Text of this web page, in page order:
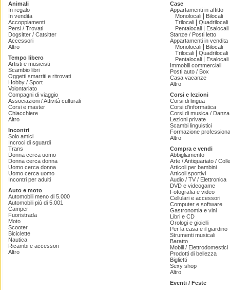
Animali
In regalo
In vendita
Accoppiamenti
Persi / Trovati
Dogsitter / Catsitter
Accessori
Altro
Tempo libero
Artisti e musicisti
Scambio libri
Oggetti smarriti e ritrovati
Hobby / Sport
Volontariato
Compagni di viaggio
Associazioni / Attività culturali
Corsi e master
Chiacchiere
Altro
Incontri
Solo amici
Incroci di sguardi
Trans
Donna cerca uomo
Donna cerca donna
Uomo cerca donna
Uomo cerca uomo
Incontri per adulti
Auto e moto
Automobili meno di 5.000
Automobili più di 5.001
Camper
Fuoristrada
Moto
Scooter
Biciclette
Nautica
Ricambi e accessori
Altro
Case
Appartamenti in affitto
Monolocali
Bilocali
Trilocali
Quadrilocali
Pentalocali
Esalocali
Stanze / Posti letto
Appartamenti in vendita
Monolocali
Bilocali
Trilocali
Quadrilocali
Pentalocali
Esalocali
Immobili commerciali
Posti auto / Box
Casa vacanze
Altro
Corsi e lezioni
Corsi di lingua
Corsi d'informatica
Corsi di musica /
Lezioni private
Scambi linguistici
Formazione
Altro
Compra e vendi
Abbigliamento
Arte / Antiquariato /
Articoli per bambini
Articoli sportivi
Audio / TV / Elettronica
DVD e videogame
Fotografia e video
Cellulari e accessori
Computer e software
Gastronomia e vini
Libri e CD
Orologi e gioielli
Per la casa e il giardino
Strumenti musicali
Baratto
Mobili / Elettrodomestici
Prodotti di bellezza
Biglietti
Sexy shop
Altro
Eventi / Feste